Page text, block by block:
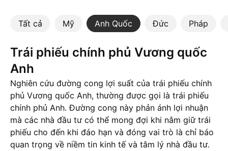
Tất cả Mỹ Anh Quốc Đức Pháp
Trái phiếu chính phủ Vương quốc
Anh
Nghiên cứu đường cong lợi suất của trái phiếu chính
phủ Vương quốc Anh, thường được gọi là trái phiếu
chính phủ Anh. Đường cong này phản ánh lợi nhuận
mà các nhà đầu tư có thể mong đợi khi nắm giữ trái
phiếu cho đến khi đáo hạn và đóng vai trò là chỉ báo
quan trọng về niềm tin kinh tế và tâm lý nhà đầu tư.